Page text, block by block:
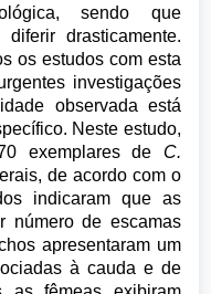
sendo que
drasticamente.
os estudos com esta
investigações
observada está
Neste estudo,
exemplares de C.
de acordo com o
indicaram que as
número de escamas
apresentaram um
à cauda e de